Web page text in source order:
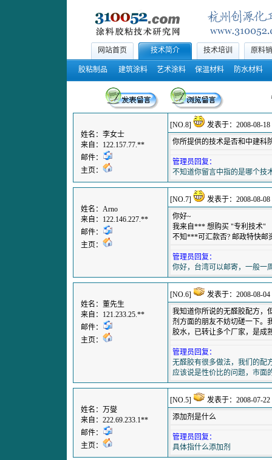
网站首页 技术简介 技术培训 原料
胶粘制品 建筑涂料 艺术涂料 保温材料 防水材料
姓名：李女士
来自：122.157.77.**
邮件：
主页：
[NO.8]
发表于：2008-08-18
你所提供的技术是否和中建科
管理员回复：
不知道你留言中指的是哪个技
姓名：Arno
来自：122.146.227.**
邮件：
主页：
[NO.7]
发表于：2008-08-08
你好~
我来自*** 想购买 "专利技术"
不知***可汇款否? 邮政特快邮
管理员回复：
你好，台湾可以邮寄，一般一
姓名：董先生
来自：121.233.25.**
邮件：
主页：
[NO.6]
发表于：2008-08-04
我知道你所说的无醛胶配方，
剂方面的朋友不妨切磋一下。
胶水，已转让多个厂家，是成
管理员回复：
无醛胶有很多做法，我们的配
应该说是性价比的问题，市面
姓名：万燮
来自：222.69.233.1**
邮件：
主页：
[NO.5]
发表于：2008-07-22
添加剂是什么
管理员回复：
具体指什么添加剂